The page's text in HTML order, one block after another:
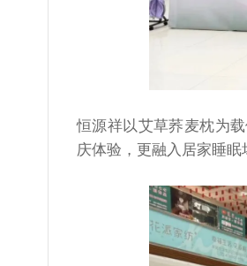
恒源祥以艾草荞麦枕为
庆体验，更融入居家睡